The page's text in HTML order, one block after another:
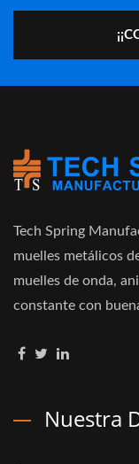
Tech Spring
muelles metálicos
muelles de onda,
constante con
Nuestra